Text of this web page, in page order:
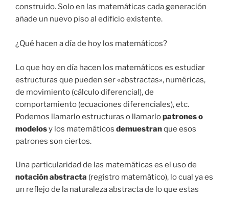
construido. Solo en las matemáticas cada generación
añade un nuevo piso al edificio existente.
¿Qué hacen a día de hoy los matemáticos?
Lo que hoy en día hacen los matemáticos es estudiar
estructuras que pueden ser «abstractas», numéricas,
de movimiento (cálculo diferencial), de
comportamiento (ecuaciones diferenciales), etc.
Podemos llamarlo estructuras o llamarlopatrones o
modelosy los matemáticos demuestranque esos
patrones son ciertos.
Una particularidad de las matemáticas es el uso de
notación abstracta (registro matemático), lo cual ya es
un reflejo de la naturaleza abstracta de lo que estas